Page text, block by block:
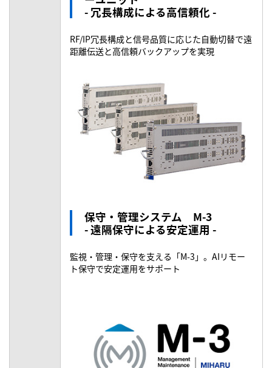
- 冗長構成による高信頼化 -
RF/IP冗長構成と信号品質に応じた自動切替で遠
距離伝送と高信頼バックアップを実現
保守・管理システム M-3
- 遠隔保守による安定運用 -
監視・管理・保守を支える「M-3」。AIリモー
ト保守で安定運用をサポート